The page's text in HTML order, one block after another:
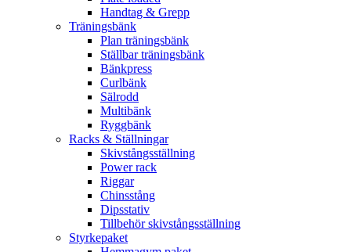
Handtag & Grepp
Träningsbänk
Plan träningsbänk
Ställbar träningsbänk
Bänkpress
Curlbänk
Sälrodd
Multibänk
Ryggbänk
Racks & Ställningar
Skivstångsställning
Power rack
Riggar
Chinsstång
Dipsstativ
Tillbehör skivstångsställning
Styrkepaket